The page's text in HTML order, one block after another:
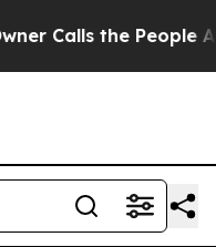
the People Abruptly